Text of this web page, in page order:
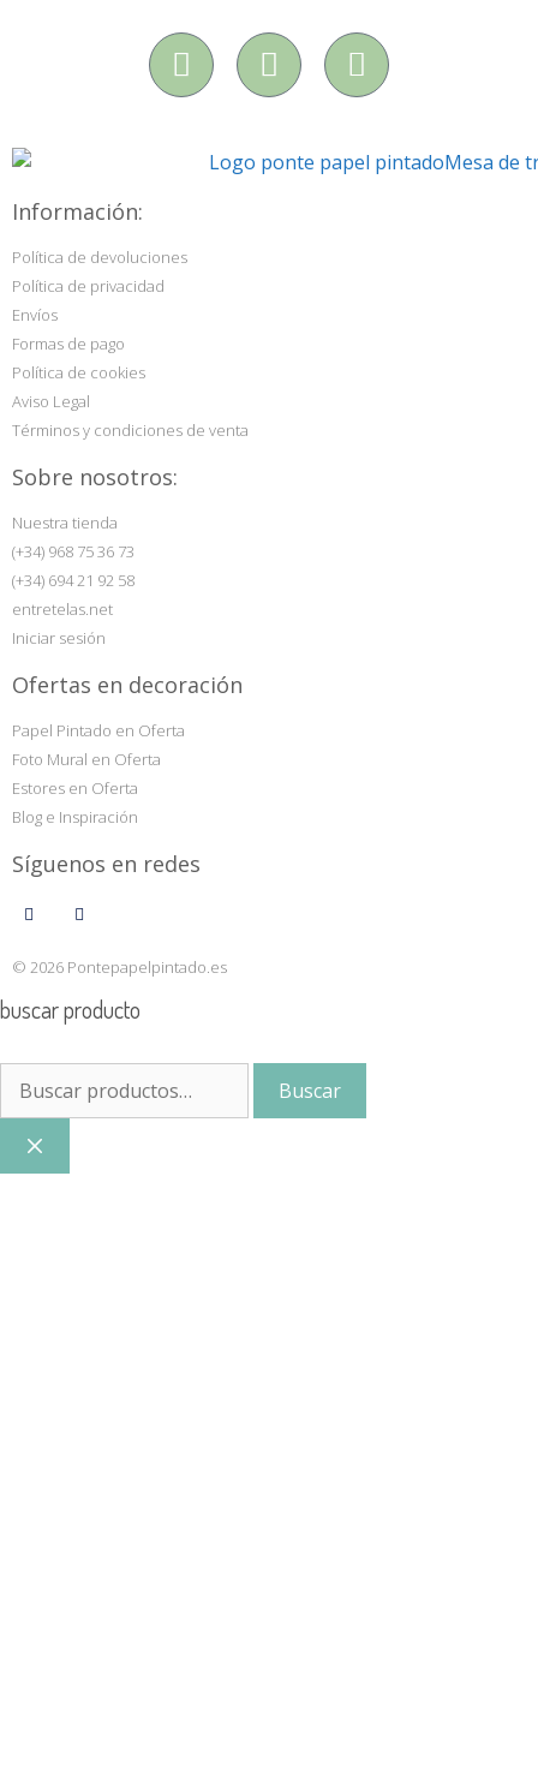
Información:
Política de devoluciones
Política de privacidad
Envíos
Formas de pago
Política de cookies
Aviso Legal
Términos y condiciones de venta
Sobre nosotros:
Nuestra tienda
(+34) 968 75 36 73
(+34) 694 21 92 58
entretelas.net
Iniciar sesión
Ofertas en decoración
Papel Pintado en Oferta
Foto Mural en Oferta
Estores en Oferta
Blog e Inspiración
Síguenos en redes
© 2026 Pontepapelpintado.es
buscar producto
Buscar